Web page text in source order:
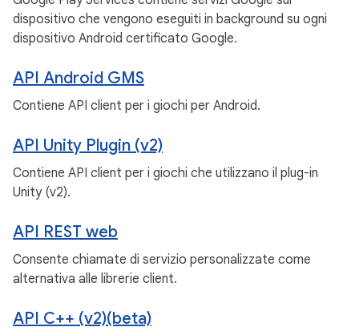
dispositivo che vengono eseguiti in background su ogni
dispositivo Android certificato Google.
API Android GMS
Contiene API client per i giochi per Android.
API Unity Plugin (v2)
Contiene API client per i giochi che utilizzano il plug-in
Unity (v2).
API REST web
Consente chiamate di servizio personalizzate come
alternativa alle librerie client.
API C++ (v2)(beta)